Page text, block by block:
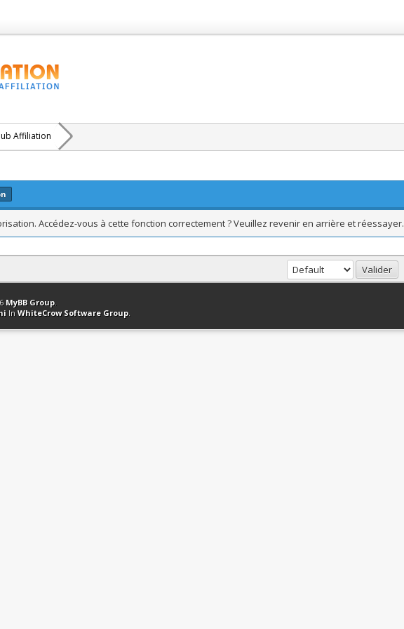
Affiliation
Accédez-vous à cette fonction correctement ? Veuillez revenir en arrière et réessayer.
Retourner en haut Version bas-débit (Archivé) Syndication RSS
MyBB Group.
In WhiteCrow Software Group.